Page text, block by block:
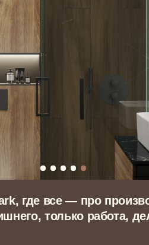
про производительность и
работа, дела и хардкор
холостяк,